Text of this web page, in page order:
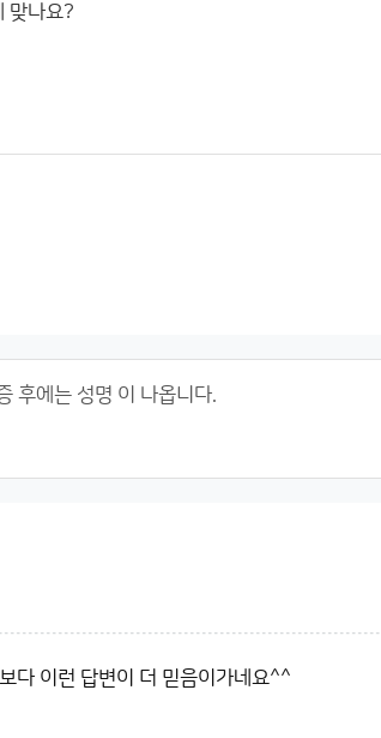
맞나요?
다 이런 답변이 더 믿음이가네요^^